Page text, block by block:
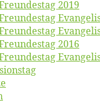
2019
2016